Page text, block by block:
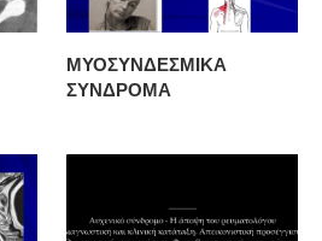
ΜΥΟΣΥΝΔΕΣΜΙΚΑ
ΣΥΝΔΡΟΜΑ